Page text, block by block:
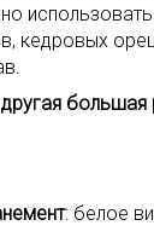
использовать
кедровых
большая
: белое